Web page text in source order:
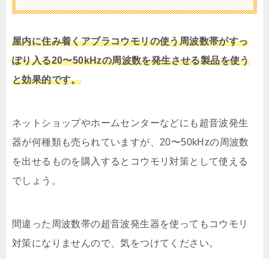
屋内に住み着くアブラコウモリの使う周波数帯がすっ
ぽり入る20〜50kHzの周波数を発生させる製品を使う
と効果的です。
ネットショップやホームセンターなどにも超音波発生
器が何種類も売られていますが、20〜50kHzの周波数
を出せるものを購入するとコウモリ対策として使える
でしょう。
間違った周波数帯の超音波発生器を使ってもコウモリ
対策になりませんので、気をつけてください。